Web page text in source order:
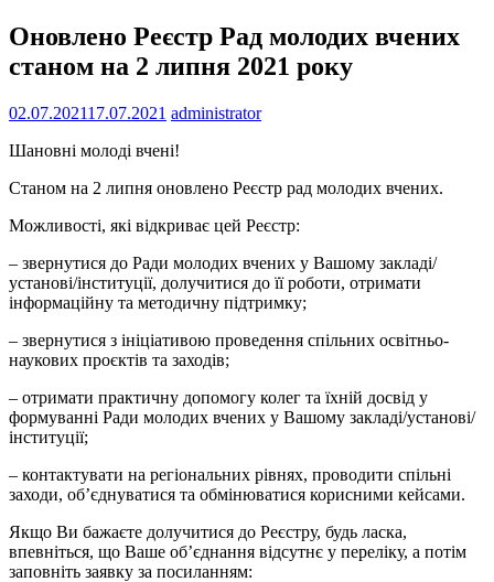
Оновлено Реєстр Рад молодих вчених
станом на 2 липня 2021 року
02.07.202117.07.2021 administrator
Шановні молоді вчені!
Станом на 2 липня оновлено Реєстр рад молодих вчених.
Можливості, які відкриває цей Реєстр:
– звернутися до Ради молодих вчених у Вашому закладі/
установі/інституції, долучитися до її роботи, отримати
інформаційну та методичну підтримку;
– звернутися з ініціативою проведення спільних освітньо-
наукових проєктів та заходів;
– отримати практичну допомогу колег та їхній досвід у
формуванні Ради молодих вчених у Вашому закладі/установі/
інституції;
– контактувати на регіональних рівнях, проводити спільні
заходи, об’єднуватися та обмінюватися корисними кейсами.
Якщо Ви бажаєте долучитися до Реєстру, будь ласка,
впевніться, що Ваше об’єднання відсутнє у переліку, а потім
заповніть заявку за посиланням: